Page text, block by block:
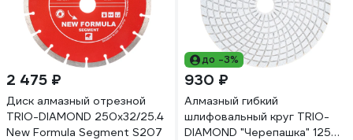
2 475 ₽
Диск алмазный отрезной
TRIO-DIAMOND 250x32/25.4
New Formula Segment S207
до -3%
930 ₽
Алмазный гибкий
шлифовальный круг TRIO-
DIAMOND "Черепашка" 125